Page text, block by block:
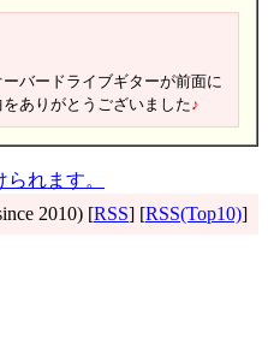
バードライブギターが前面に
ありがとうございました♪
れます。
2010) [RSS] [RSS(Top10)]